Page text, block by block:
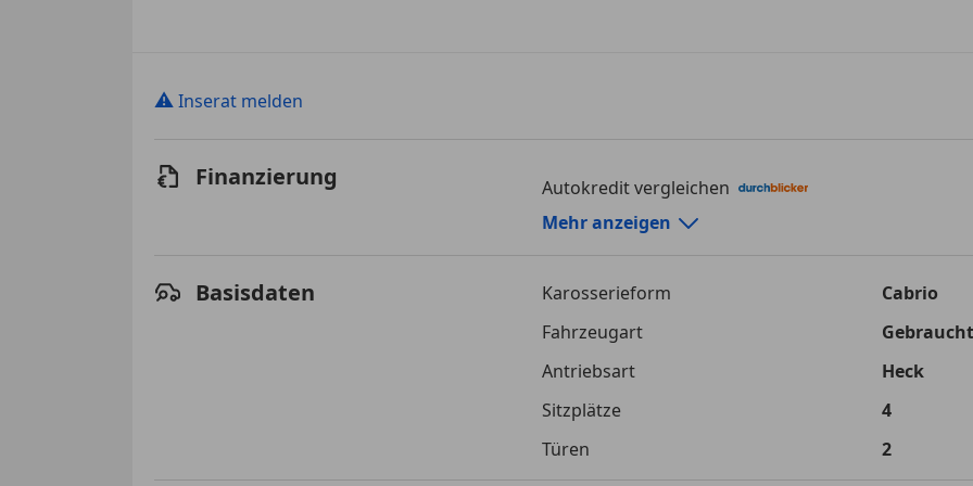
⚠ Inserat melden
Finanzierung
Autokredit vergleichen
Autokredit-Rechner von durchblicker.at
Autokredit vergleichen
Zu zahlender Gesamtbetrag
€ 87 347,-
Mehr anzeigen
Basisdaten Karosserieform
Cabrio
Fahrzeugart
Gebraucht
Antriebsart
Heck
Sitzplätze
4
Türen
2